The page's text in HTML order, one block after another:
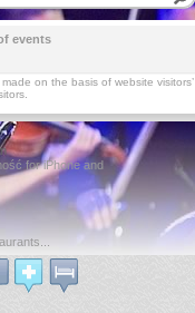
events
on the basis of website visitors’
for iPhone and